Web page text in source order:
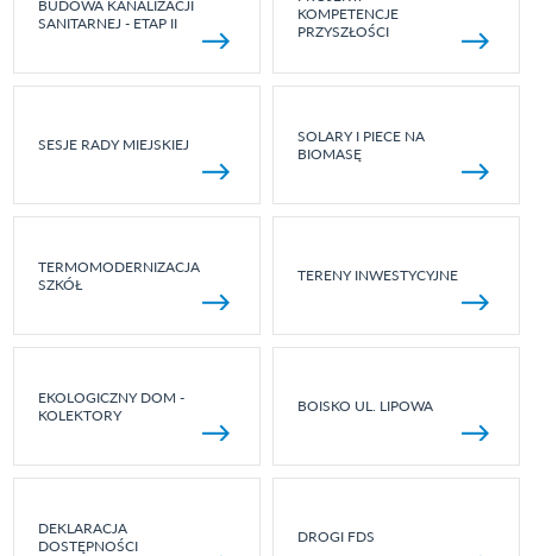
BUDOWA KANALIZACJI
SANITARNEJ - ETAP II
KOMPETENCJE
PRZYSZŁOŚCI
SESJE RADY MIEJSKIEJ
SOLARY I PIECE NA
BIOMASĘ
TERMOMODERNIZACJA
SZKÓŁ
TERENY INWESTYCYJNE
EKOLOGICZNY DOM -
KOLEKTORY
BOISKO UL. LIPOWA
DEKLARACJA
DOSTĘPNOŚCI
DROGI FDS